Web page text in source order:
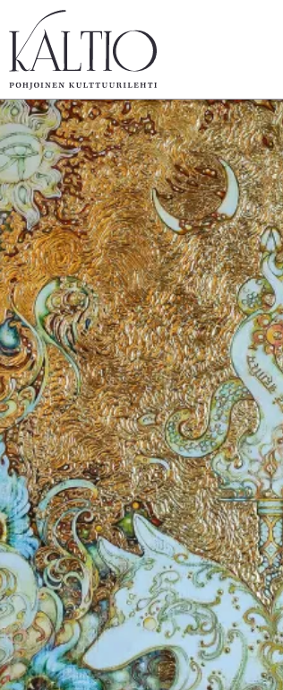
Lehdet
4/2026
2–3/2026
1/2026
6/2025
5/2025 saame
5/2025
Lehtiarkisto
Info
Tilaus
Kaltio